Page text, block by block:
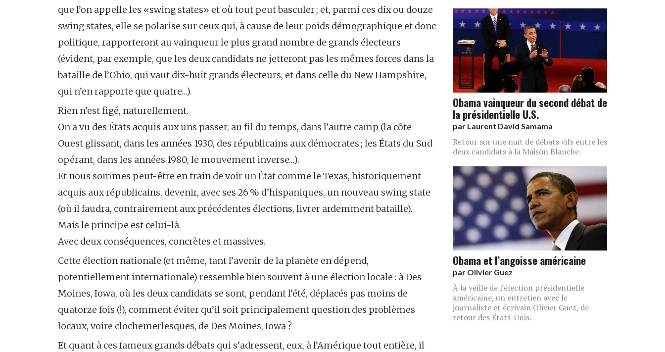
que l’on appelle les «swing states» et où tout peut basculer ; et, parmi ces dix ou douze
swing states, elle se polarise sur ceux qui, à cause de leur poids démographique et donc
politique, rapporteront au vainqueur le plus grand nombre de grands électeurs
(évident, par exemple, que les deux candidats ne jetteront pas les mêmes forces dans la
bataille de l’Ohio, qui vaut dix-huit grands électeurs, et dans celle du New Hampshire,
qui n’en rapporte que quatre…).
Rien n’est figé, naturellement.
On a vu des États acquis aux uns passer, au fil du temps, dans l’autre camp (la côte
Ouest glissant, dans les années 1930, des républicains aux démocrates ; les États du Sud
opérant, dans les années 1980, le mouvement inverse…).
Et nous sommes peut-être en train de voir un État comme le Texas, historiquement
acquis aux républicains, devenir, avec ses 26 % d’hispaniques, un nouveau swing state
(où il faudra, contrairement aux précédentes élections, livrer ardemment bataille).
Mais le principe est celui-là.
Avec deux conséquences, concrètes et massives.
Cette élection nationale (et même, tant l’avenir de la planète en dépend,
potentiellement internationale) ressemble bien souvent à une élection locale : à Des
Moines, Iowa, où les deux candidats se sont, pendant l’été, déplacés pas moins de
quatorze fois (!), comment éviter qu’il soit principalement question des problèmes
locaux, voire clochemerlesques, de Des Moines, Iowa ?
Et quant à ces fameux grands débats qui s’adressent, eux, à l’Amérique tout entière, il
Obama vainqueur du second débat de
la présidentielle U.S.
par Laurent David Samama
Retour sur une nuit de débats vifs entre les
deux candidats à la Maison Blanche.
Obama et l’angoisse américaine
par Olivier Guez
À la veille de l'élection présidentielle
américaine, un entretien avec le
journaliste et écrivain Olivier Guez, de
retour des États-Unis.